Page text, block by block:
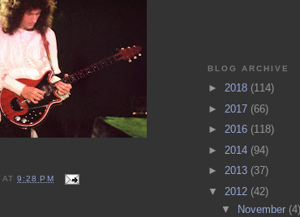
AT9:28 PM
BLOG ARCHIVE
► 2018 (114)
► 2017 (66)
► 2016 (118)
► 2014 (94)
► 2013 (37)
▼ 2012 (42)
▼
November (4)